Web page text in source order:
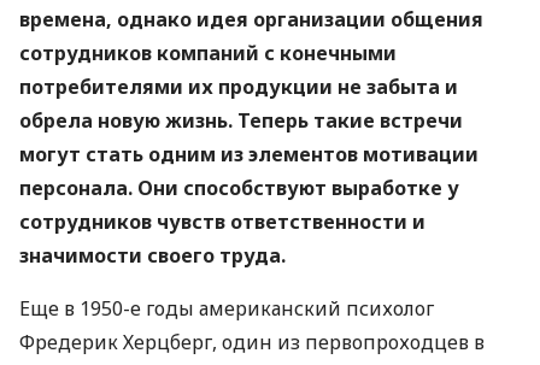
времена, однако идея организации общения
сотрудников компаний с конечными
потребителями их продукции не забыта и
обрела новую жизнь. Теперь такие встречи
могут стать одним из элементов мотивации
персонала. Они способствуют выработке у
сотрудников чувств ответственности и
значимости своего труда.
Еще в 1950-е годы американский психолог
Фредерик Херцберг, один из первопроходцев в